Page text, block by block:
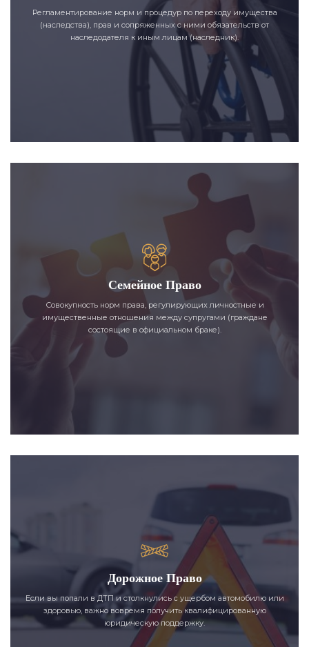
Регламентирование норм и процедур по переходу имущества
(наследства), прав и сопряженных с ними обязательств от
наследодателя к иным лицам (наследник).
Семейное Право
Совокупность норм права, регулирующих личностные и
имущественные отношения между супругами (граждане
состоящие в официальном браке).
Дорожное Право
Если вы попали в ДТП и столкнулись с ущербом автомобилю или
здоровью, важно вовремя получить квалифицированную
юридическую поддержку.